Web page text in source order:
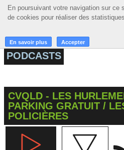
En poursuivant votre navigation sur ce
de cookies pour réaliser des
En savoir plus Accepter
En poursuivant votre navigation sur ce
de cookies pour réaliser des
En savoir plus Accepter
☰
ACCUEIL
GRILLE
MUSIQUE
ACTIONS
PODCASTS
CVQLD - LES
PARKING GRATUIT /
POLICIÈRES